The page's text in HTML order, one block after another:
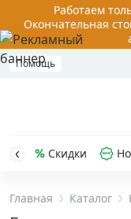
Работаем
Окончательная
Помощь
Акции
Скидки
Главная Каталог